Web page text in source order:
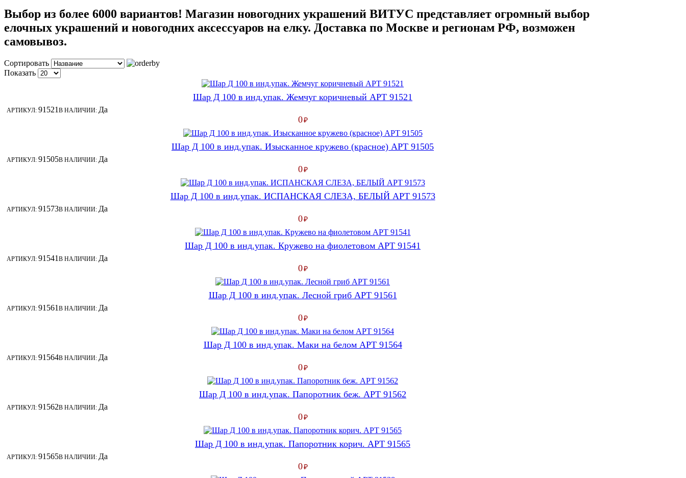
Выбор из более 6000 вариантов! Магазин новогодних украшений ВИТУС представляет огромный выбор
елочных украшений и новогодних аксессуаров на елку. Доставка по Москве и регионам РФ, возможен
самовывоз.
Сортировать
Показать
Шар Д 100 в инд.упак. Жемчуг коричневый АРТ 91521
АРТИКУЛ: 91521 В НАЛИЧИИ: Да
0₽
Шар Д 100 в инд.упак. Изысканное кружево (красное) АРТ 91505
АРТИКУЛ: 91505В НАЛИЧИИ: Да
0₽
Шар Д 100 в инд.упак. ИСПАНСКАЯ СЛЕЗА, БЕЛЫЙ АРТ 91573
АРТИКУЛ: 91573В НАЛИЧИИ: Да
0₽
Шар Д 100 в инд.упак. Кружево на фиолетовом АРТ 91541
АРТИКУЛ: 91541 В НАЛИЧИИ: Да
0₽
Шар Д 100 в инд.упак. Лесной гриб АРТ 91561
АРТИКУЛ: 91561 В НАЛИЧИИ: Да
0₽
Шар Д 100 в инд.упак. Маки на белом АРТ 91564
АРТИКУЛ: 91564В НАЛИЧИИ: Да
0₽
Шар Д 100 в инд.упак. Папоротник беж. АРТ 91562
АРТИКУЛ: 91562В НАЛИЧИИ: Да
0₽
Шар Д 100 в инд.упак. Папоротник корич. АРТ 91565
АРТИКУЛ: 91565В НАЛИЧИИ: Да
0₽